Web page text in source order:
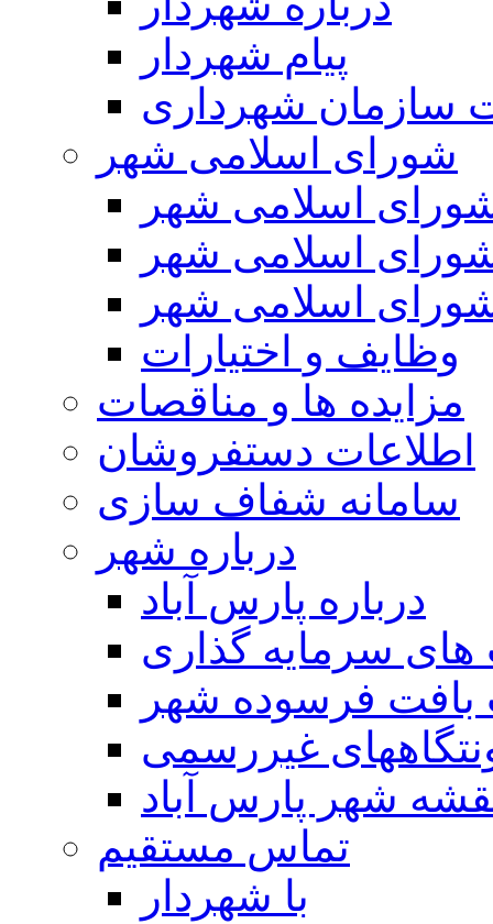
پیام شهردار
سازمان شهرداری
شورای اسلامی شهر
اسلامی شهر
اسلامی شهر
اسلامی شهر
وظایف و اختیارات
مزایده ها و مناقصات
اطلاعات دستفروشان
سامانه شفاف سازی
درباره شهر
درباره پارس آباد
سرمایه گذاری
بافت فرسوده شهر
غیررسمی
شهر پارس آباد
تماس مستقیم
با شهردار